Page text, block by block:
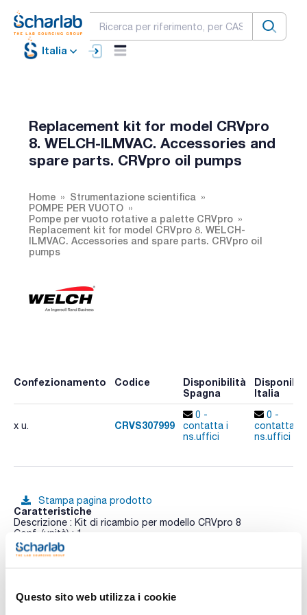
Questo sito web utilizza i cookie
Italia
Replacement kit for model CRVpro
8. WELCH-ILMVAC. Accessories and
spare parts. CRVpro oil pumps
Home
Strumentazione scientifica
POMPE PER VUOTO
Pompe per vuoto rotative a palette CRVpro
Replacement kit for model CRVpro 8. WELCH-
ILMVAC. Accessories and spare parts. CRVpro oil
pumps
Confezionamento Codice
Disponibilità
Spagna
Italia
x u. CRVS307999
0 -
contatta i
ns.uffici
0 -
contatta i
ns.uffici
Stampa pagina prodotto
Caratteristiche
Descrizione : Kit di ricambio per modello CRVpro 8
Conf. (unità) : 1
Le pompe per vuoto a palette rotative a due stadi serie
perfetta per liofilizzatori, linee Schlenk, concentratori di